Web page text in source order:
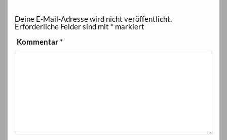
Deine E-Mail-Adresse wird nicht veröffentlicht.
Erforderliche Felder sind mit * markiert
Kommentar*